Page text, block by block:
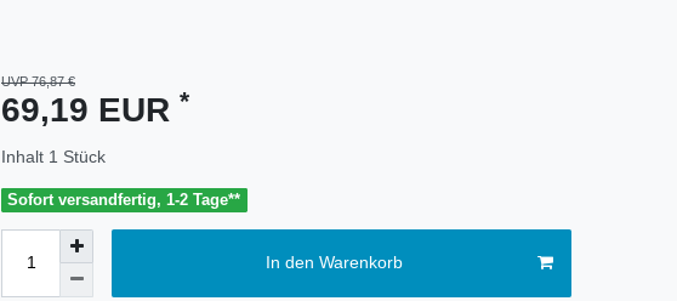
UVP 76,87 €
69,19 EUR *
Inhalt 1 Stück
Sofort versandfertig, 1-2 Tage**
In den Warenkorb